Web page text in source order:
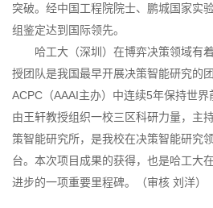
突破。经中国工程院院士、鹏城国家实
组鉴定达到国际领先。
哈工大（深圳）在博弈决策领域有
授团队是我国最早开展决策智能研究的
ACPC （AAAI主办）中连续5年保持世界
由王轩教授组织一校三区科研力量，主
策智能研究所，是我校在决策智能研究
台。本次项目成果的获得，也是哈工大
进步的一项重要里程碑。（审核 刘洋）